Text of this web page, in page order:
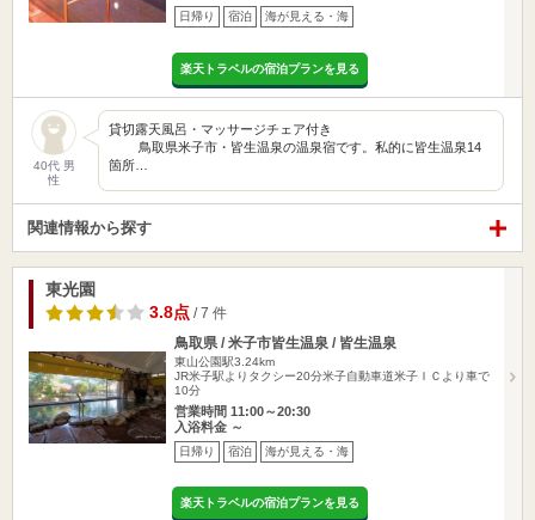
日帰り 宿泊 海が見える・海
楽天トラベルの宿泊プランを見る
40代 男
性
貸切露天風呂・マッサージチェア付き
鳥取県米子市・皆生温泉の温泉宿です。私的に皆生温泉14
箇所…
関連情報から探す
東光園
3.8点 / 7 件
鳥取県 / 米子市皆生温泉 / 皆生温泉
東山公園駅3.24km
JR米子駅よりタクシー20分米子自動車道米子ＩＣより車で
10分
営業時間 11:00～20:30
入浴料金 ～
日帰り 宿泊 海が見える・海
楽天トラベルの宿泊プランを見る